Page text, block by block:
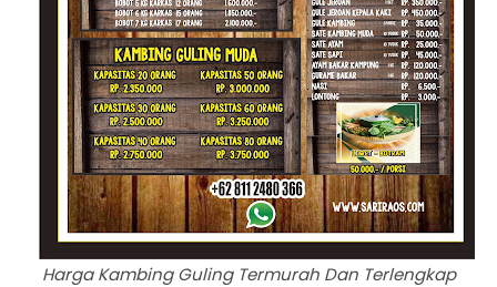
Harga Kambing Guling Termurah Dan Terlengkap